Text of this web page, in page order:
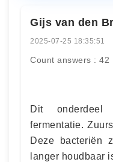
Gijs van den
2025-07-25 18:35:51
Count answers : 42
Dit
fermentatie.
Deze bacteriën
langer houdbaar